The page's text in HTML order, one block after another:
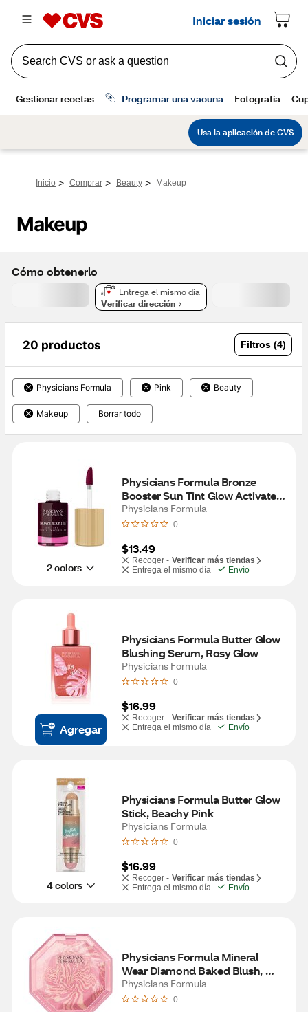
Inicio > Comprar > Beauty > Makeup
Makeup
Cómo obtenerlo
Entrega el mismo día
Verificar dirección
20 productos Filtros (4)
Physicians Formula Pink Beauty
Makeup Borrar todo
2 colors
Physicians Formula Bronze
Booster Sun Tint Glow Activated
Lip & Cheek Stain, Berry Tint
Physicians Formula
0
$13.49
Recoger - Verificar más tiendas
Entrega el mismo día
Envío
Agregar
Physicians Formula Butter Glow
Blushing Serum, Rosy Glow
Physicians Formula
0
$16.99
Recoger - Verificar más tiendas
Entrega el mismo día
Envío
4 colors
Physicians Formula Butter Glow
Stick, Beachy Pink
Physicians Formula
0
$16.99
Recoger - Verificar más tiendas
Entrega el mismo día
Envío
Physicians Formula Mineral
Wear Diamond Baked Blush,
Ruby Diamond
Physicians Formula
0